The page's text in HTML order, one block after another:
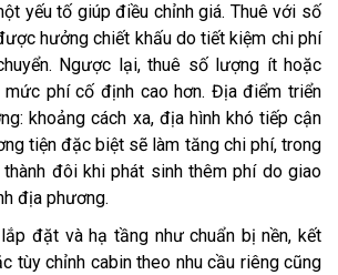
yếu tố giúp điều chỉnh giá. Thuê với số
hưởng chiết khấu do tiết kiệm chi phí
Ngược lại, thuê số lượng ít hoặc
phí cố định cao hơn. Địa điểm triển
khoảng cách xa, địa hình khó tiếp cận
tiện đặc biệt sẽ làm tăng chi phí, trong
đôi khi phát sinh thêm phí do giao
địa phương.
đặt và hạ tầng như chuẩn bị nền, kết
tùy chỉnh cabin theo nhu cầu riêng cũng